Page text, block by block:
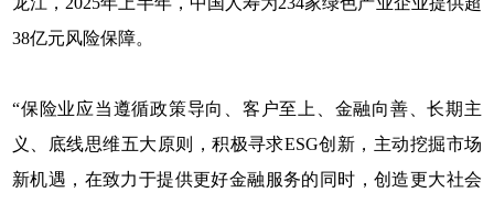
38亿元风险保障。
“保险业应当遵循政策导向、客户至上、金融向善、长期主
义、底线思维五大原则，积极寻求ESG创新，主动挖掘市场
新机遇，在致力于提供更好金融服务的同时，创造更大社会